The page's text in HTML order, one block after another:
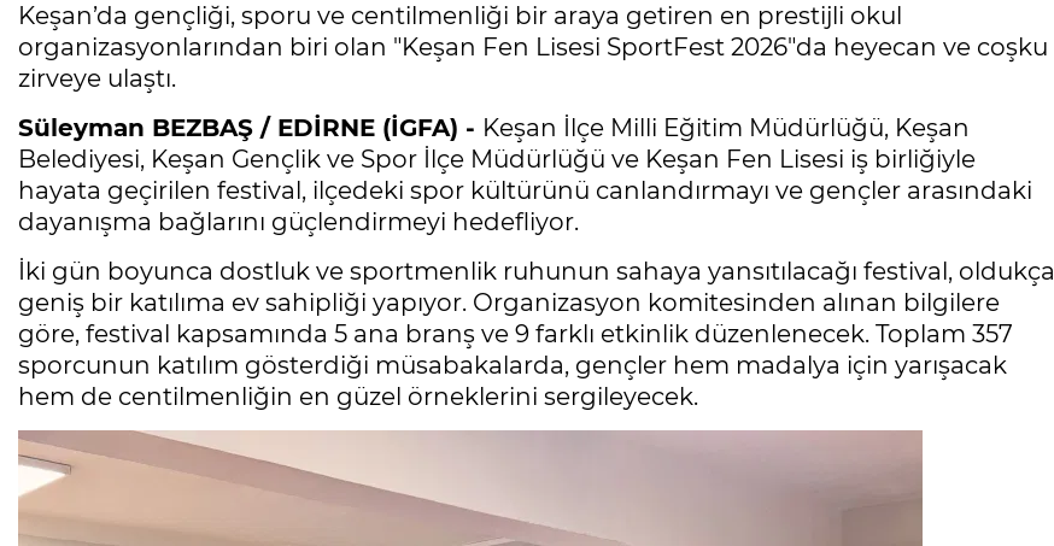
Keşan’da gençliği, sporu ve centilmenliği bir araya getiren en prestijli okul
organizasyonlarından biri olan "Keşan Fen Lisesi SportFest 2026"da heyecan ve coşku
zirveye ulaştı.
Süleyman BEZBAŞ / EDİRNE (İGFA) - Keşan İlçe Milli Eğitim Müdürlüğü, Keşan
Belediyesi, Keşan Gençlik ve Spor İlçe Müdürlüğü ve Keşan Fen Lisesi iş birliğiyle
hayata geçirilen festival, ilçedeki spor kültürünü canlandırmayı ve gençler arasındaki
dayanışma bağlarını güçlendirmeyi hedefliyor.
İki gün boyunca dostluk ve sportmenlik ruhunun sahaya yansıtılacağı festival, oldukça
geniş bir katılıma ev sahipliği yapıyor. Organizasyon komitesinden alınan bilgilere
göre, festival kapsamında 5 ana branş ve 9 farklı etkinlik düzenlenecek. Toplam 357
sporcunun katılım gösterdiği müsabakalarda, gençler hem madalya için yarışacak
hem de centilmenliğin en güzel örneklerini sergileyecek.